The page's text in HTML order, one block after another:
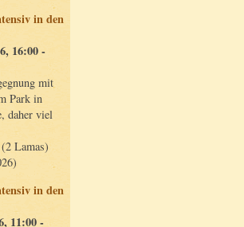
in den
16:00 -
mit
Park in
daher viel
Lamas)
in den
11:00 -